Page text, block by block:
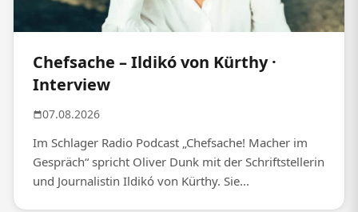
Chefsache – Ildikó von Kürthy ·
Interview
07.08.2026
Im Schlager Radio Podcast „Chefsache! Macher im
Gespräch“ spricht Oliver Dunk mit der Schriftstellerin
und Journalistin Ildikó von Kürthy. Sie...